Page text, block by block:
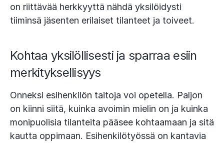
on riittävää herkkyyttä nähdä yksilöidysti
tiiminsä jäsenten erilaiset tilanteet ja toiveet.
Kohtaa yksilöllisesti ja sparraa esiin
merkityksellisyys
Onneksi esihenkilön taitoja voi opetella. Paljon
on kiinni siitä, kuinka avoimin mielin on ja kuinka
monipuolisia tilanteita pääsee kohtaamaan ja sitä
kautta oppimaan. Esihenkilötyössä on kantavia